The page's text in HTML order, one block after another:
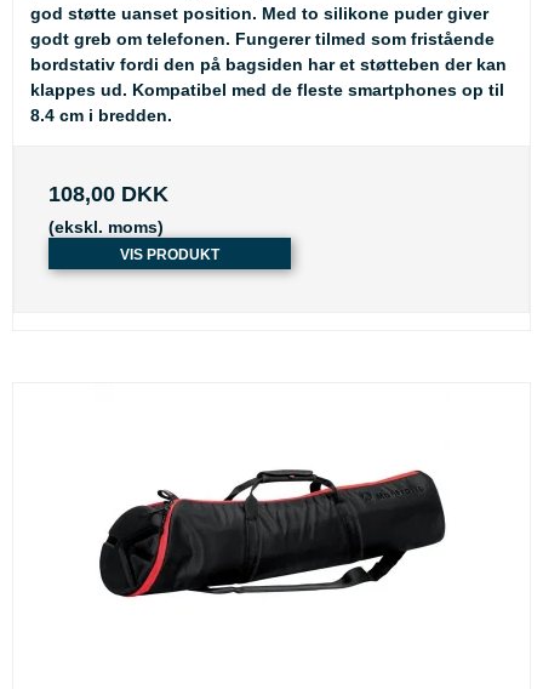
god støtte uanset position. Med to silikone puder giver
godt greb om telefonen. Fungerer tilmed som fristående
bordstativ fordi den på bagsiden har et støtteben der kan
klappes ud. Kompatibel med de fleste smartphones op til
8.4 cm i bredden.
108,00 DKK
(ekskl. moms)
VIS PRODUKT